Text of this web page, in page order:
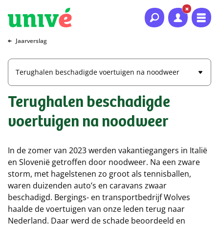
Naar hoofdinhoud
Naar hoofdnavigatie
Naar footer
Jaarverslag
Terughalen beschadigde voertuigen na noodweer
Terughalen beschadigde
voertuigen na noodweer
In de zomer van 2023 werden vakantiegangers in Italië
en Slovenië getroffen door noodweer. Na een zware
storm, met hagelstenen zo groot als tennisballen,
waren duizenden auto’s en caravans zwaar
beschadigd. Bergings- en transportbedrijf Wolves
haalde de voertuigen van onze leden terug naar
Nederland. Daar werd de schade beoordeeld en